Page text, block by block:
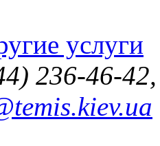
услуги
236-46-